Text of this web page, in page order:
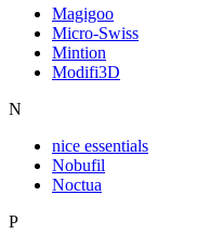
Magigoo
Micro-Swiss
Mintion
Modifi3D
N
nice essentials
Nobufil
Noctua
P